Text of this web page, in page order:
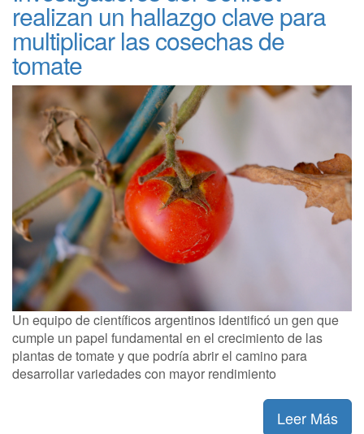
realizan un hallazgo clave para
multiplicar las cosechas de
tomate
Un equipo de científicos argentinos identificó un gen que
cumple un papel fundamental en el crecimiento de las
plantas de tomate y que podría abrir el camino para
desarrollar variedades con mayor rendimiento
Leer Más